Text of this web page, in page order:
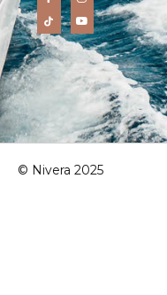
© Nivera 2025